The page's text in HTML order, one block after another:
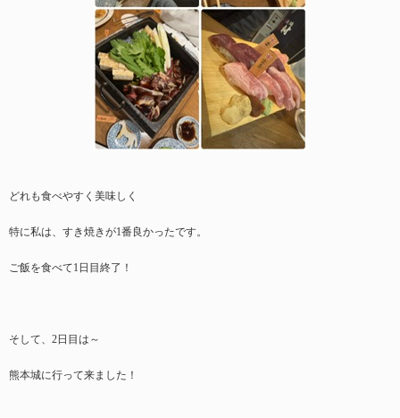
どれも食べやすく美味しく
特に私は、すき焼きが1番良かったです。
ご飯を食べて1日目終了！
そして、2日目は～
熊本城に行って来ました！